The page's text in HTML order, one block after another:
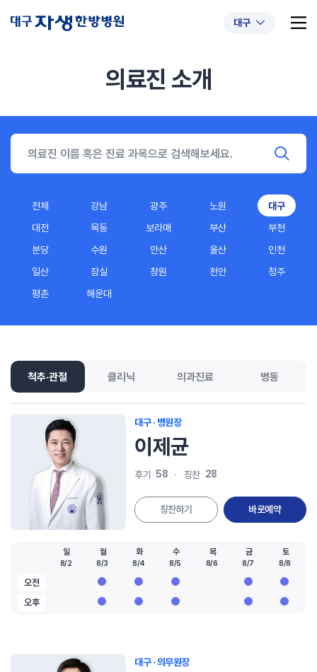
대구
#교통사고후유증 #허리디스크 #목디스크
의료진 소개
전체 강남 광주 노원
대구
대전
목동 보라매 부산
부천
분당
수원 안산 울산
인천
일산
잠실 창원 천안
청주
평촌
해운대
척추·관절 클리닉 의과진료 병동
대구 · 병원장
이제균
후기 58 칭찬 28
칭찬하기 바로예약
오전
오후
일
8/2
월
8/3
화
8/4
수
8/5
목
8/6
금
8/7
토
8/8
대구 · 의무원장